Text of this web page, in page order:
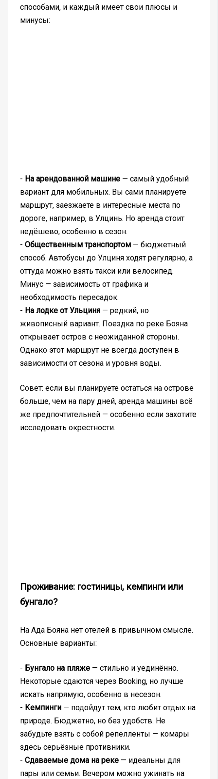
способами, и каждый имеет свои плюсы и
минусы:
- На арендованной машине— самый удобный
вариант для мобильных. Вы сами планируете
маршрут, заезжаете в интересные места по
дороге, например, в Улцинь. Но аренда стоит
недёшево, особенно в сезон.
- Общественным транспортом— бюджетный
способ. Автобусы до Улциня ходят регулярно, а
оттуда можно взять такси или велосипед.
Минус — зависимость от графика и
необходимость пересадок.
- На лодке от Ульциня— редкий, но
живописный вариант. Поездка по реке Бояна
открывает остров с неожиданной стороны.
Однако этот маршрут не всегда доступен в
зависимости от сезона и уровня воды.
Совет: если вы планируете остаться на острове
больше, чем на пару дней, аренда машины всё
же предпочтительней — особенно если захотите
исследовать окрестности.
Проживание: гостиницы, кемпинги или
бунгало?
На Ада Бояна нет отелей в привычном смысле.
Основные варианты:
- Бунгало на пляже— стильно и уединённо.
Некоторые сдаются через Booking, но лучше
искать напрямую, особенно в несезон.
- Кемпинги— подойдут тем, кто любит отдых на
природе. Бюджетно, но без удобств. Не
забудьте взять с собой репелленты — комары
здесь серьёзные противники.
- Сдаваемые дома на реке— идеальны для
пары или семьи. Вечером можно ужинать на